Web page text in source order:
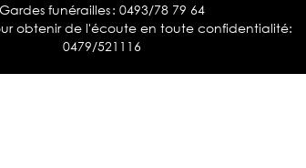
Gardes funérailles : 0493/78 79 64
obtenir de l'écoute en toute confidentialité:
0479/521116